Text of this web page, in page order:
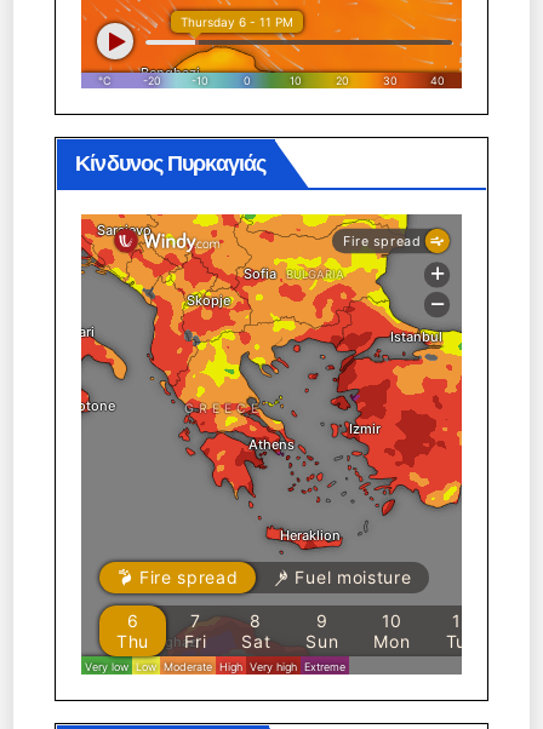
Κίνδυνος Πυρκαγιάς